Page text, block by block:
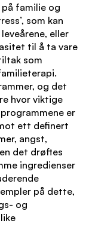
på familie og
som kan
eller
til å ta vare
som
og det
hvor viktige
er
ett definert
angst,
det drøftes
ingredienser
på dette,
og